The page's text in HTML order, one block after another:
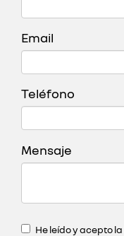
Email
Teléfono
Mensaje
He leído y acepto la